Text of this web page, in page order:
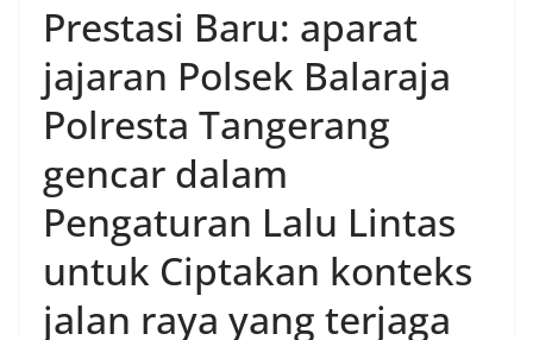
Prestasi Baru: aparat
jajaran Polsek Balaraja
Polresta Tangerang
gencar dalam
Pengaturan Lalu Lintas
untuk Ciptakan konteks
jalan raya yang terjaga